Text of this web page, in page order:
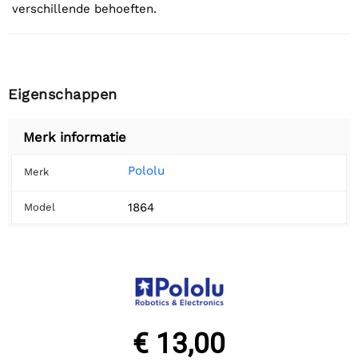
verschillende behoeften.
Eigenschappen
Merk informatie
Merk Pololu
Model 1864
€ 13,00